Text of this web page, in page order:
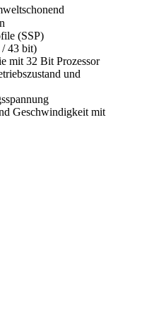
(SSP)
43 bit)
mit 32 Bit Prozessor
und
Geschwindigkeit mit